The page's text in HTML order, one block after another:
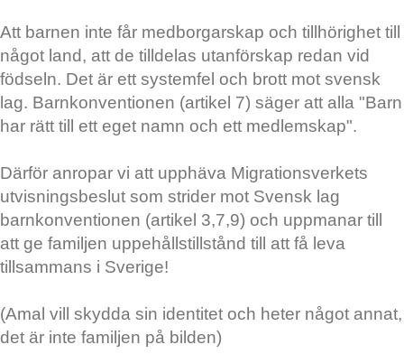
Att barnen inte får medborgarskap och tillhörighet till
något land, att de tilldelas utanförskap redan vid
födseln. Det är ett systemfel och brott mot svensk
lag. Barnkonventionen (artikel 7) säger att alla "Barn
har rätt till ett eget namn och ett medlemskap".
Därför anropar vi att upphäva Migrationsverkets
utvisningsbeslut som strider mot Svensk lag
barnkonventionen (artikel 3,7,9) och uppmanar till
att ge familjen uppehållstillstånd till att få leva
tillsammans i Sverige!
(Amal vill skydda sin identitet och heter något annat,
det är inte familjen på bilden)